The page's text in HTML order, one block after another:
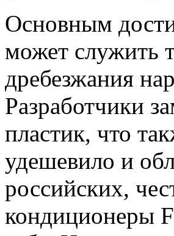
Основным
может служить
дребезжания
Разработчики
пластик, что
удешевило и
российских,
кондиционеры